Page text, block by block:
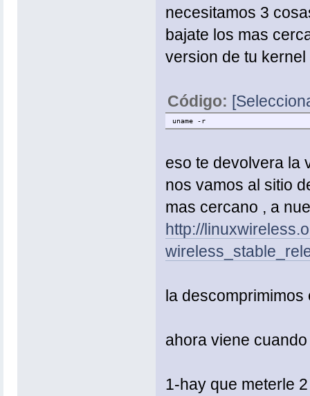
necesitamos 3
bajate los mas
version de tu
Código:
uname -r
eso te devolvera la
nos vamos al sitio
mas cercano , a
http://
la descomprimimos
ahora viene
1-hay que meterle